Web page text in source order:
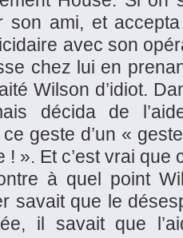
son ami, et
avec son
chez lui en
Wilson d’idiot.
décida de
geste d’un «
! ». Et c’est vrai que
à quel point
savait que le
il savait que